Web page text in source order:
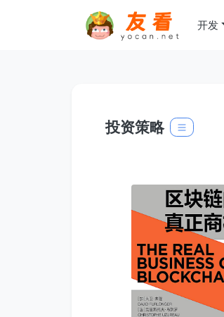
开发
投资策略